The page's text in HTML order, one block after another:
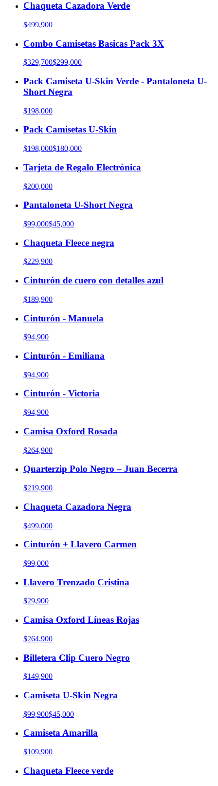
Chaqueta Cazadora Verde
$499,900
Combo Camisetas Basicas Pack 3X
$329,700$299,000
Pack Camiseta U-Skin Verde - Pantaloneta U-
Short Negra
$198,000
Pack Camisetas U-Skin
$198,000$180,000
Tarjeta de Regalo Electrónica
$200,000
Pantaloneta U-Short Negra
$99,000$45,000
Chaqueta Fleece negra
$229,900
Cinturón de cuero con detalles azul
$189,900
Cinturón - Manuela
$94,900
Cinturón - Emiliana
$94,900
Cinturón - Victoria
$94,900
Camisa Oxford Rosada
$264,900
Quarterzip Polo Negro – Juan Becerra
$219,900
Chaqueta Cazadora Negra
$499,000
Cinturón + Llavero Carmen
$99,000
Llavero Trenzado Cristina
$29,900
Camisa Oxford Líneas Rojas
$264,900
Billetera Clip Cuero Negro
$149,900
Camiseta U-Skin Negra
$99,900$45,000
Camiseta Amarilla
$109,900
Chaqueta Fleece verde